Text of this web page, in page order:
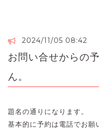
2024/11/05 08:42
お問い合せからの
ん。
題名の通りになります。
基本的に予約は電話でお願